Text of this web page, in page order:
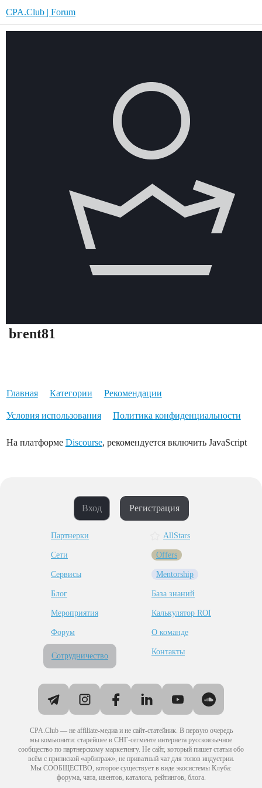
CPA.Club | Forum
brent81
Главная Категории Рекомендации
Условия использования Политика конфиденциальности
На платформе Discourse, рекомендуется включить JavaScript
Вход Регистрация
Партнерки
Сети
Сервисы
Блог
Мероприятия
Форум
Сотрудничество
AllStars
Offers
Mentorship
База знаний
Калькулятор ROI
О команде
Контакты
CPA.Club — не affiliate-медиа и не сайт-статейник. В первую очередь
мы комьюнити: старейшее в СНГ-сегменте интернета русскоязычное
сообщество по партнерскому маркетингу. Не сайт, который пишет статьи обо
всём с припиской «арбитраж», не приватный чат для топов индустрии.
Мы СООБЩЕСТВО, которое существует в виде экосистемы Клуба:
форума, чата, ивентов, каталога, рейтингов, блога.